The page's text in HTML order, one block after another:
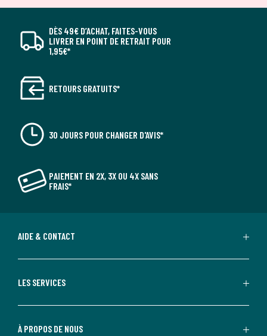
DÈS 49€ D’ACHAT, FAITES-VOUS
LIVRER EN POINT DE RETRAIT POUR
1,95€*
RETOURS GRATUITS*
30 JOURS POUR CHANGER D'AVIS*
PAIEMENT EN 2X, 3X OU 4X SANS
FRAIS*
AIDE & CONTACT
LES SERVICES
À PROPOS DE NOUS